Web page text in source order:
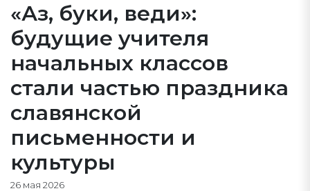
«Аз, буки, веди»:
будущие учителя
начальных классов
стали частью праздника
славянской
письменности и
культуры
26 мая 2026